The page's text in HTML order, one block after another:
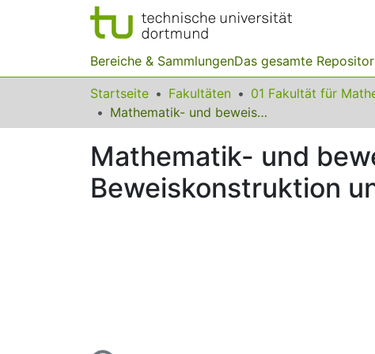
Bereiche & SammlungenDas gesamte
Startseite Fakultäten
Mathematik- und beweisbezogene Beliefs: Zusammenhänge zu Beweiskonstruktion und -auswahl
Mathematik- und
Beweiskonstruktion